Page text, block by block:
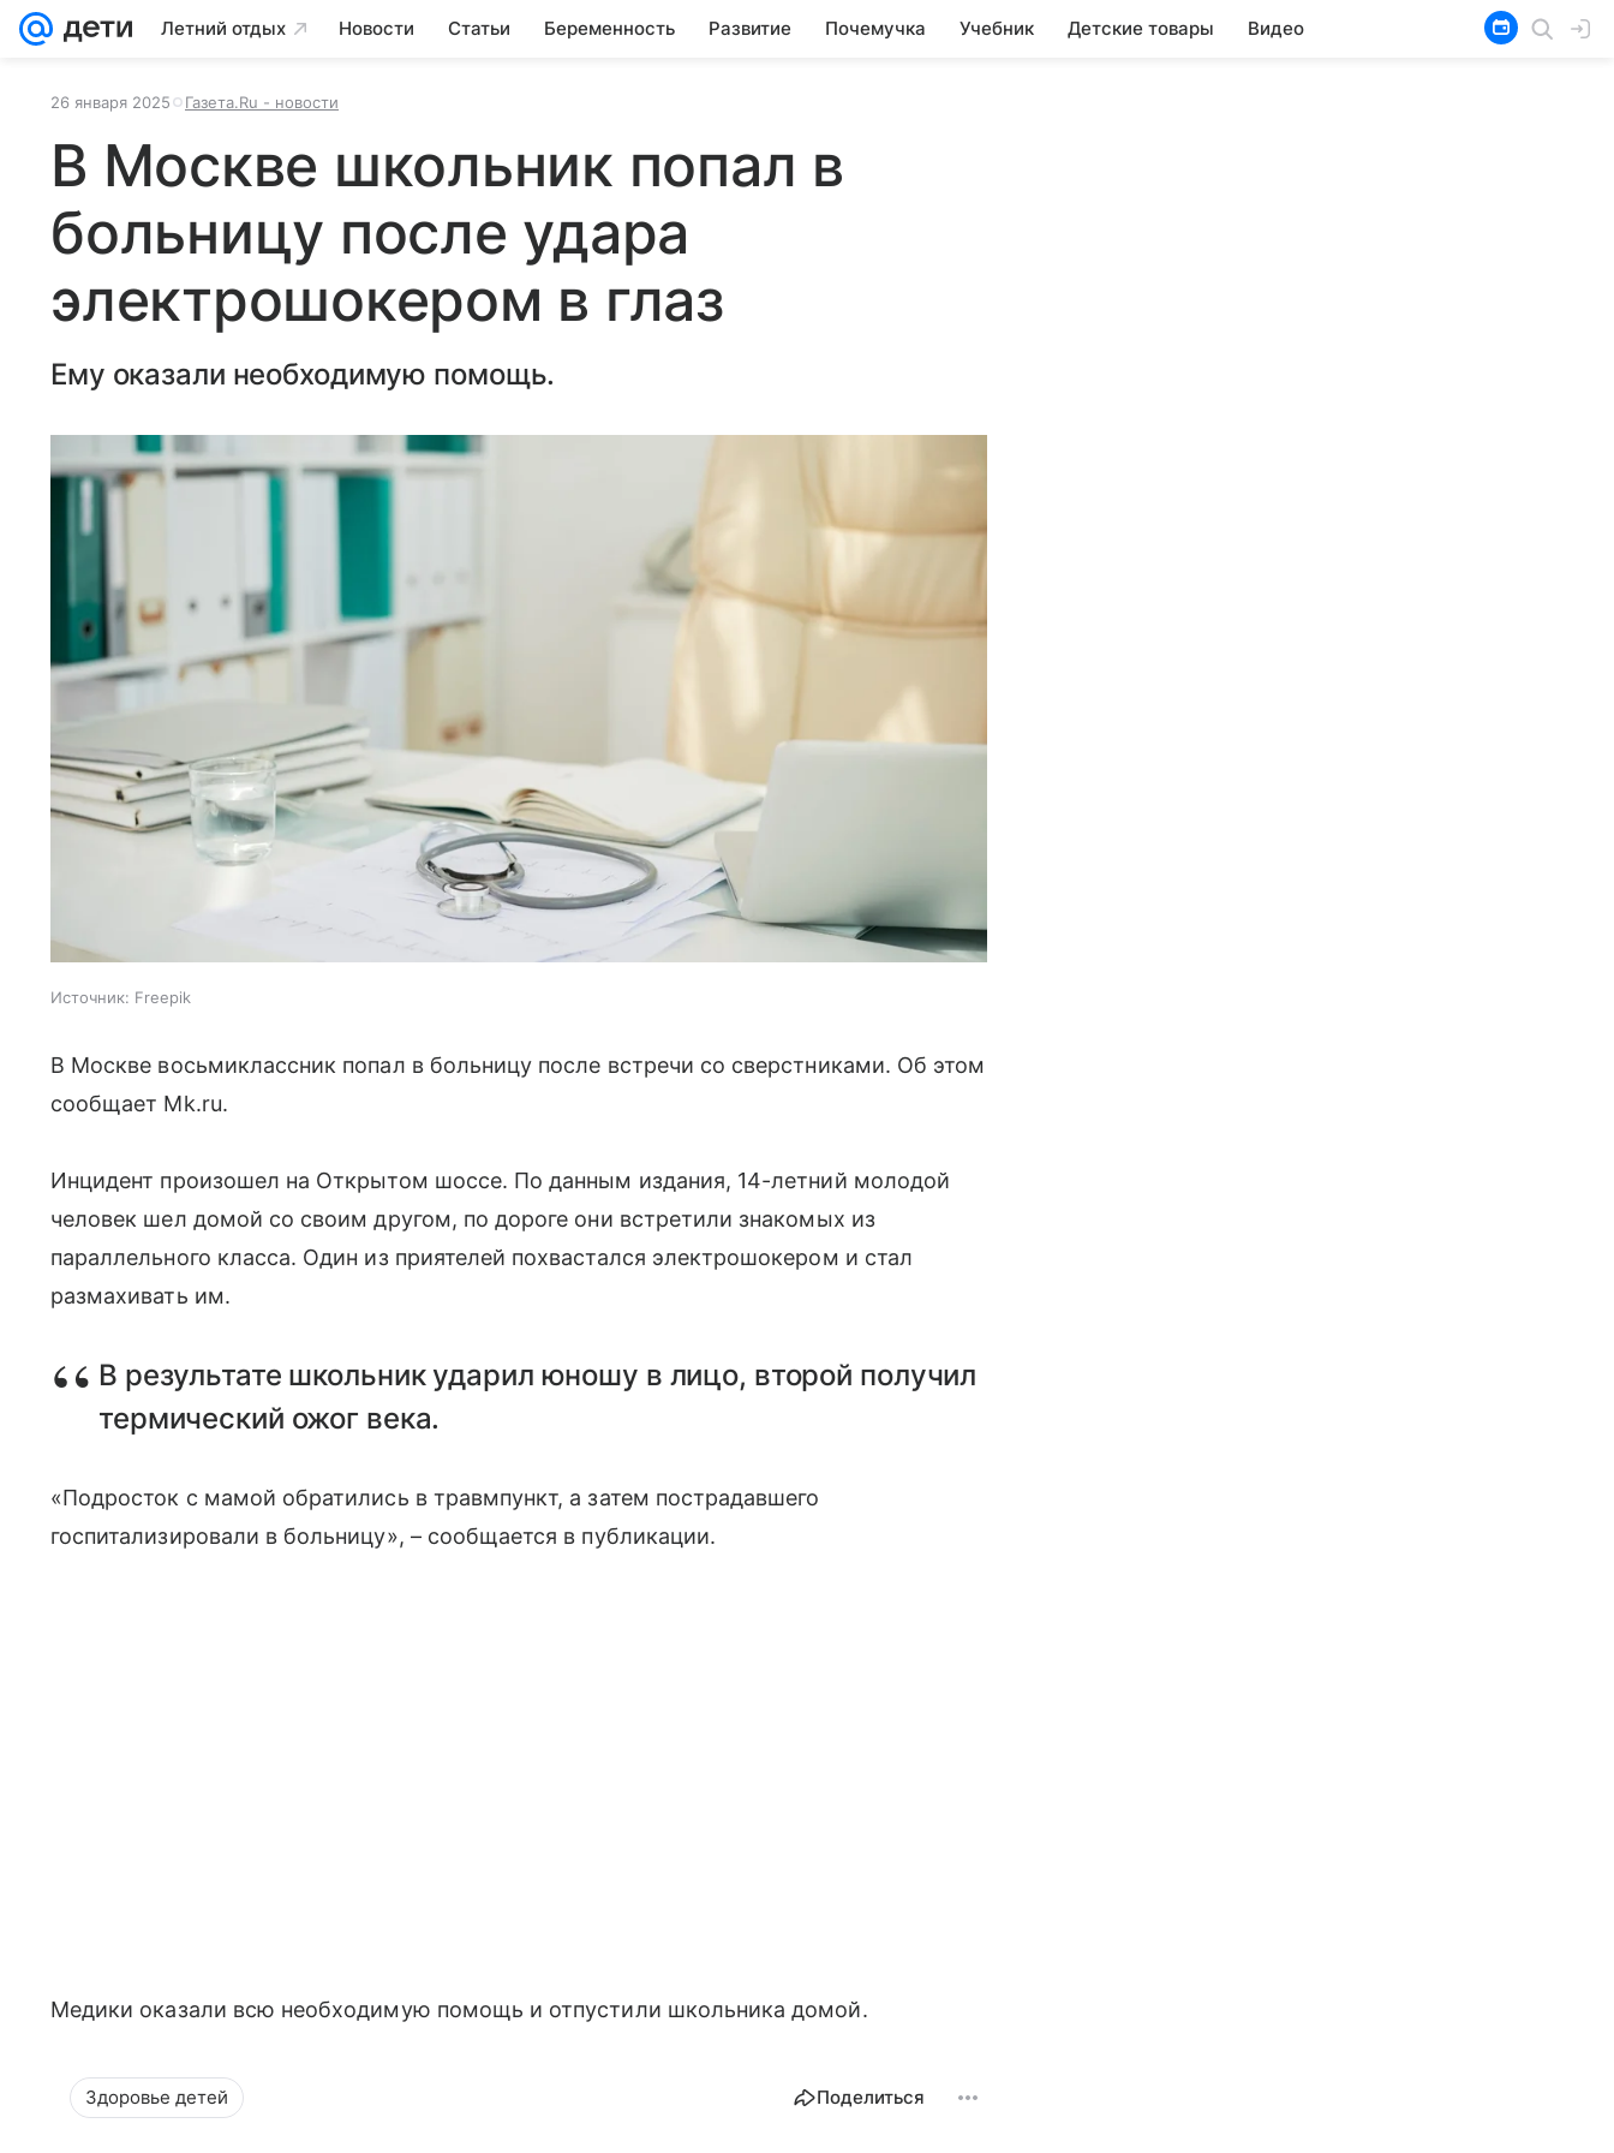
Летний отдых Новости Статьи Беременность Развитие Почемучка Учебник Детские товары Видео
26 января 2025 Газета.Ru - новости
В Москве школьник попал в
больницу после удара
электрошокером в глаз
Ему оказали необходимую помощь.
Источник: Freepik
В Москве восьмиклассник попал в больницу после встречи со сверстниками. Об этом
сообщает Mk.ru.
Инцидент произошел на Открытом шоссе. По данным издания, 14-летний молодой
человек шел домой со своим другом, по дороге они встретили знакомых из
параллельного класса. Один из приятелей похвастался электрошокером и стал
размахивать им.
В результате школьник ударил юношу в лицо, второй получил
термический ожог века.
«Подросток с мамой обратились в травмпункт, а затем пострадавшего
госпитализировали в больницу», – сообщается в публикации.
Медики оказали всю необходимую помощь и отпустили школьника домой.
Здоровье детей Поделиться